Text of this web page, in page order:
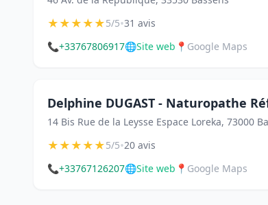
★★★★★5/5•31 avis
📞+33767806917🌐Site web 📍 Google Maps
Delphine DUGAST - Naturopathe
14 Bis Rue de la Leysse Espace Loreka, 73000
★★★★★5/5•20 avis
📞+33767126207🌐Site web 📍 Google Maps